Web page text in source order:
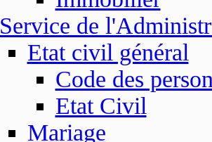
Service de
Etat civil général
Code des
Etat Civil
Mariage